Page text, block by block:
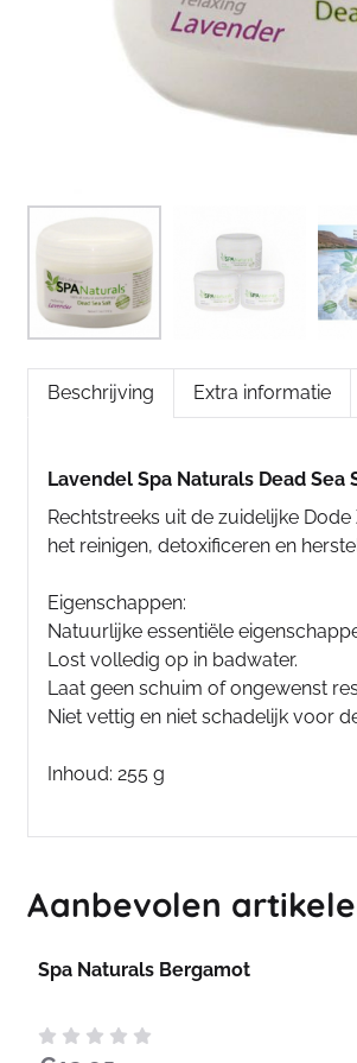
Beschrijving Extra informatie
Lavendel Spa Naturals Dead Sea
Rechtstreeks uit de zuidelijke
het reinigen, detoxificeren en
Eigenschappen:
Natuurlijke essentiële
Lost volledig op in badwater.
Laat geen schuim of ongewenst
Niet vettig en niet schadelijk voor
Inhoud: 255 g
Aanbevolen
Spa Naturals Bergamot